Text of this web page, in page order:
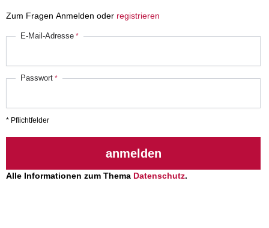
Zum Fragen Anmelden oder registrieren
E-Mail-Adresse
Passwort
* Pflichtfelder
anmelden
Alle Informationen zum Thema Datenschutz.